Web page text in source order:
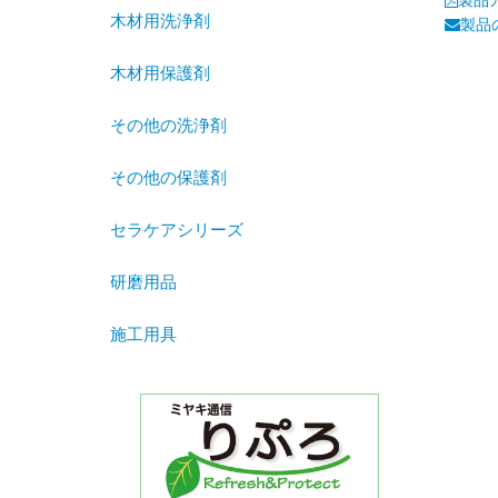
製品
木材用洗浄剤
木材用保護剤
その他の洗浄剤
その他の保護剤
セラケアシリーズ
研磨用品
施工用具